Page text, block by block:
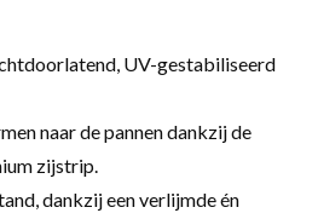
UV-gestabiliseerd
naar de pannen dankzij de
zijstrip.
dankzij een verlijmde én